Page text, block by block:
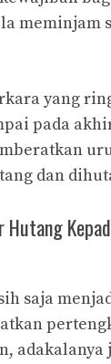
meminjam
yang
pada
dan
Hutang
saja
adakalanya